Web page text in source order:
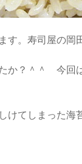
す。寿司屋の岡
か？＾＾ 今回
けてしまった海